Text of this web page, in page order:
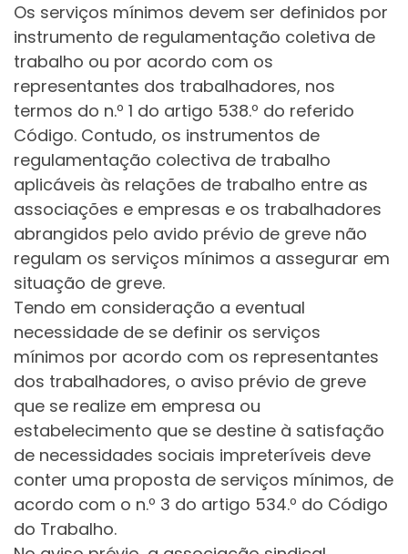
Os serviços mínimos devem ser definidos por
instrumento de regulamentação coletiva de
trabalho ou por acordo com os
representantes dos trabalhadores, nos
termos do n.º 1 do artigo 538.º do referido
Código. Contudo, os instrumentos de
regulamentação colectiva de trabalho
aplicáveis às relações de trabalho entre as
associações e empresas e os trabalhadores
abrangidos pelo avido prévio de greve não
regulam os serviços mínimos a assegurar em
situação de greve.
Tendo em consideração a eventual
necessidade de se definir os serviços
mínimos por acordo com os representantes
dos trabalhadores, o aviso prévio de greve
que se realize em empresa ou
estabelecimento que se destine à satisfação
de necessidades sociais impreteríveis deve
conter uma proposta de serviços mínimos, de
acordo com o n.º 3 do artigo 534.º do Código
do Trabalho.